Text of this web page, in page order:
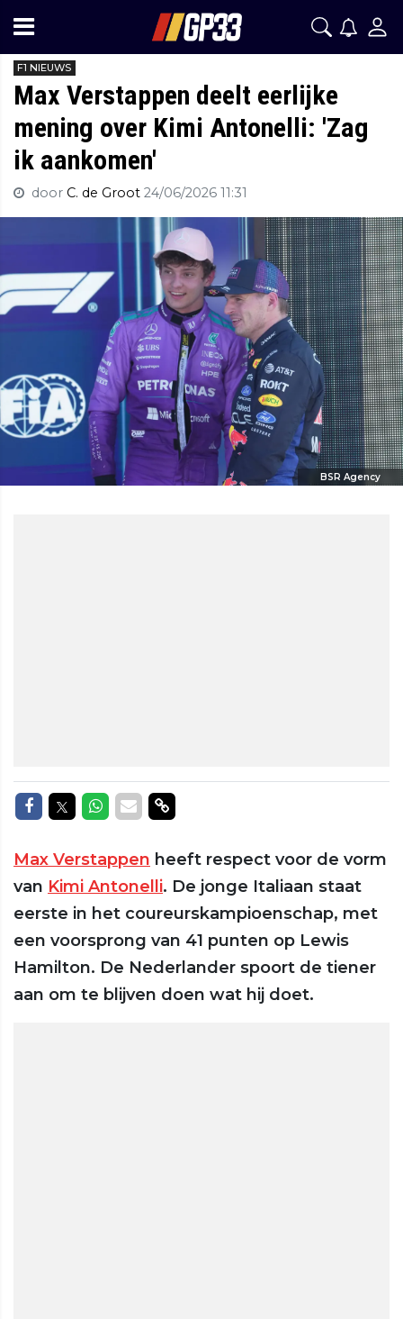
F1 NIEUWS
Max Verstappen deelt eerlijke
mening over Kimi Antonelli: 'Zag
ik aankomen'
door C. de Groot 24/06/2026 11:31
BSR Agency
Delen op Facebook
Delen op Twitter
Delen op Whatsapp
Delen via Mail
Delen via link
Max Verstappen heeft respect voor de vorm
van Kimi Antonelli. De jonge Italiaan staat
eerste in het coureurskampioenschap, met
een voorsprong van 41 punten op Lewis
Hamilton. De Nederlander spoort de tiener
aan om te blijven doen wat hij doet.